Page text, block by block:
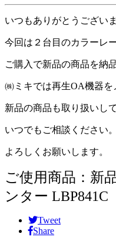
いつもありがとうございま
今回は２台目のカラーレ
ご購入で新品の商品を納
㈱ミキでは再生OA機器を
新品の商品も取り扱いし
いつでもご相談ください。
よろしくお願いします。
ご使用商品：新
ンター LBP841C
Tweet
Share